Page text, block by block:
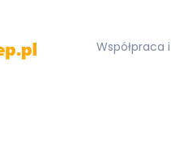
Współpraca